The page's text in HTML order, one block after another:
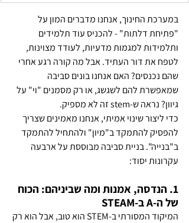
במערכת החינוך, אנחנו מדברים המון על
"פתיחת דלתות" - להכניס עוד תלמידים
ותלמידות למגמות מדעיות, לעודד מצוינות,
לטפח את דור העתיד. אבל מה קורה רגע אחרי
שהם נכנסים? האם אנחנו בונים סביבה
שמאפשרת להם לשגשג, או רק מסמנים "וי" על
גיוון? נראה ש-stem זה לא מספיק.
כדי ליצור שינוי אמיתי, אנחנו מאמינים שצריך
להפסיק להתמקד ב"מיון" ולהתחיל להתמקד
ב"בנייה". בניית סביבה מבוססת על ארבעה
עקרונות יסוד:
1. הנדסה, אמנות ומה שביניהם: הכוח
של ה-A ב-STEAM
המיקוד המסורתי ב-STEM הוא טוב, אבל הוא רק